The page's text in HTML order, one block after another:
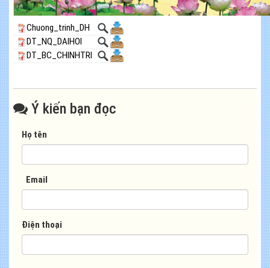
Chuong_trinh_DH
DT_NQ_DAIHOI
DT_BC_CHINHTRI
Ý kiến bạn đọc
Họ tên
Email
Điện thoại